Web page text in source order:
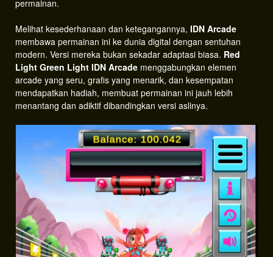
permainan.
Melihat kesederhanaan dan ketegangannya, IDN Arcade
membawa permainan ini ke dunia digital dengan sentuhan
modern. Versi mereka bukan sekadar adaptasi biasa. Red
Light Green Light IDN Arcade menggabungkan elemen
arcade yang seru, grafis yang menarik, dan kesempatan
mendapatkan hadiah, membuat permainan ini jauh lebih
menantang dan adiktif dibandingkan versi aslinya.